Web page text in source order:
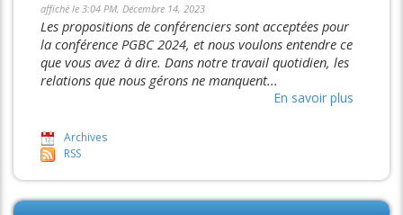
affiché le 3:04 PM, Décembre 14, 2023
Les propositions de conférenciers sont acceptées pour
la conférence PGBC 2024, et nous voulons entendre ce
que vous avez à dire. Dans notre travail quotidien, les
relations que nous gérons ne manquent...
En savoir plus
Archives
RSS